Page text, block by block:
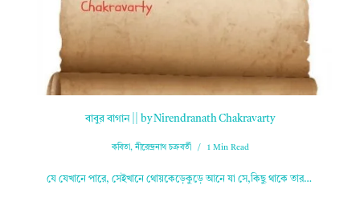
বাবুর বাগান || by Nirendranath Chakravarty
কবিতা,নীরেন্দ্রনাথ চক্রবর্তী 1 Min Read
যে যেখানে পারে, সেইখানে থোয়কেড়েকুড়ে আনে যা সে,কিছু থাকে তার…